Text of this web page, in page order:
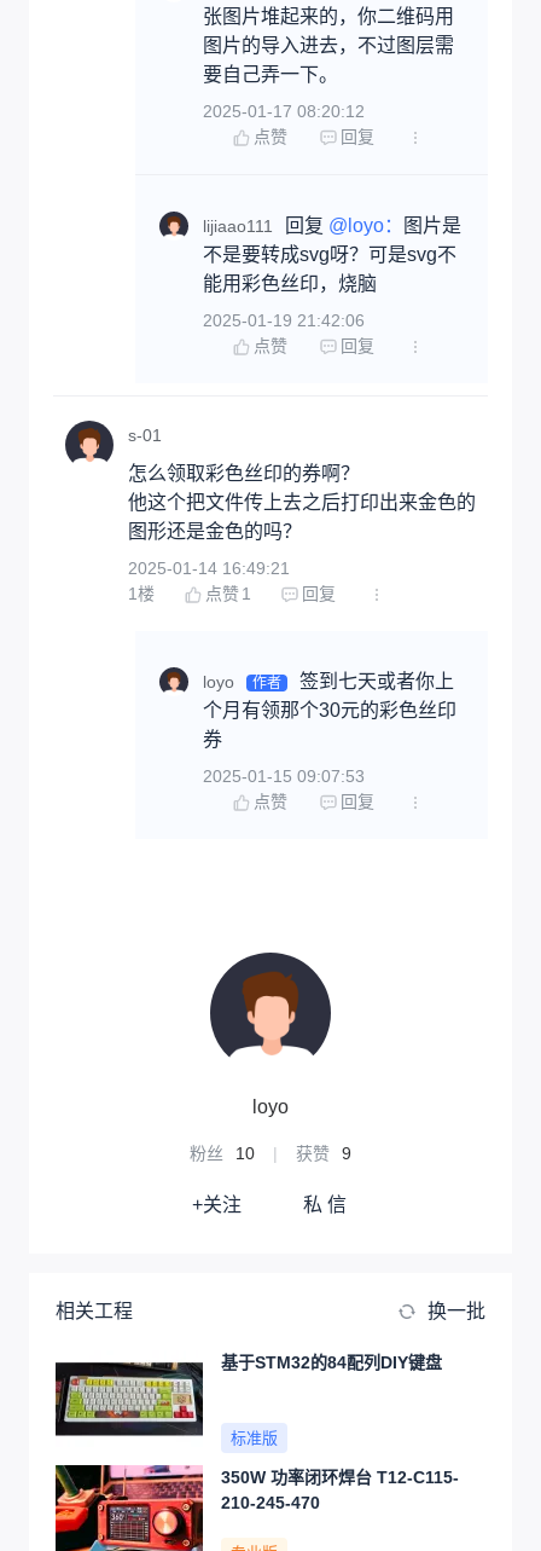
张图片堆起来的，你二维码用
图片的导入进去，不过图层需
要自己弄一下。
2025-01-17 08:20:12
点赞
回复
lijiaao111 回复 @loyo：
图片是
不是要转成svg呀？可是svg不
能用彩色丝印，烧脑
2025-01-19 21:42:06
点赞
回复
s-01
怎么领取彩色丝印的券啊？
他这个把文件传上去之后打印出来金色的
图形还是金色的吗？
2025-01-14 16:49:21
1楼 点赞 1 回复
loyo 作者
签到七天或者你上
个月有领那个30元的彩色丝印
券
2025-01-15 09:07:53
点赞
回复
loyo
粉丝 10 | 获赞 9
+关注 私 信
相关工程 换一批
基于STM32的84配列DIY键盘
标准版
350W 功率闭环焊台 T12-C115-
210-245-470